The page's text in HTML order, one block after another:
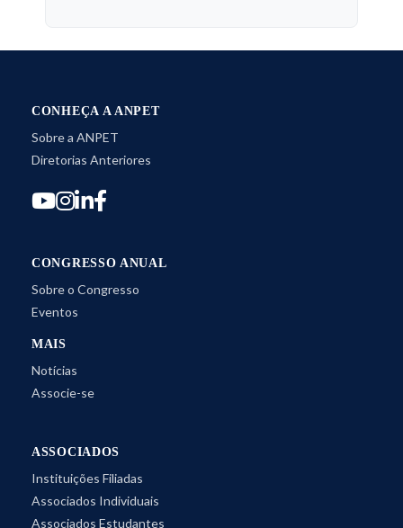
CONHEÇA A ANPET
Sobre a ANPET
Diretorias Anteriores
CONGRESSO ANUAL
Sobre o Congresso
Eventos
MAIS
Notícias
Associe-se
ASSOCIADOS
Instituições Filiadas
Associados Individuais
Associados Estudantes